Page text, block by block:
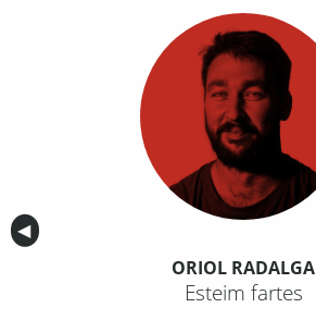
Anterior
◀︎
ORIOL RADALGA
Esteim fartes